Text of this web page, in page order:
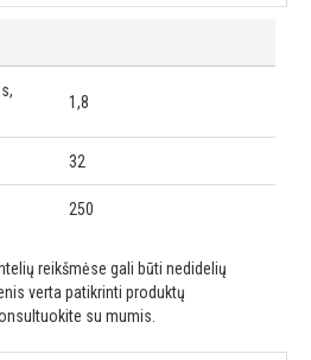
1,8
32
250
reikšmėse gali būti nedidelių
verta patikrinti produktų
su mumis.